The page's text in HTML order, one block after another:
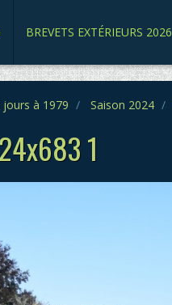
BREVETS EXTÉRIEURS 2026
à 1979 Saison 2024
1